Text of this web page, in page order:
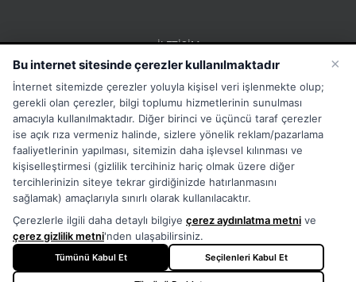
İLETIŞIM
15 Temmuz Mah. 1468 Sok. No:5 Güneşli Bağcılar
İstanbul Türkiye
Phone:Merkez:+902126563010 Destek:+908502228722
WhatsApp:+905333867971
Fax:+902126563005
Email:info@tora.com.tr
Web:TORA
×
Bu internet sitesinde çerezler kullanılmaktadır
İnternet sitemizde çerezler yoluyla kişisel veri işlenmekte olup;
gerekli olan çerezler, bilgi toplumu hizmetlerinin sunulması
amacıyla kullanılmaktadır. Diğer birinci ve üçüncü taraf çerezler
ise açık rıza vermeniz halinde, sizlere yönelik reklam/pazarlama
faaliyetlerinin yapılması, sitemizin daha işlevsel kılınması ve
kişiselleştirmesi (gizlilik tercihiniz hariç olmak üzere diğer
tercihlerinizin siteye tekrar girdiğinizde hatırlanmasını
sağlamak) amaçlarıyla sınırlı olarak kullanılacaktır.
Çerezlerle ilgili daha detaylı bilgiye çerez aydınlatma metni ve
çerez gizlilik metni'nden ulaşabilirsiniz.
Tümünü Kabul Et Seçilenleri Kabul Et